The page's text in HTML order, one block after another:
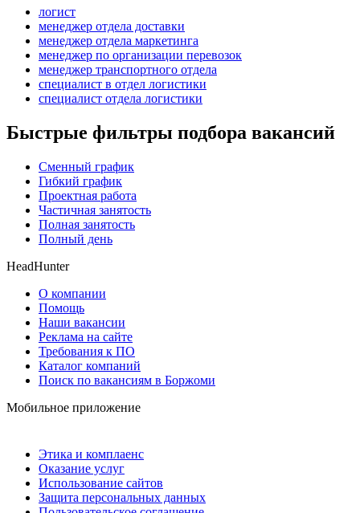
логист
менеджер отдела доставки
менеджер отдела маркетинга
менеджер по организации перевозок
менеджер транспортного отдела
специалист в отдел логистики
специалист отдела логистики
Быстрые фильтры подбора вакансий
Сменный график
Гибкий график
Проектная работа
Частичная занятость
Полная занятость
Полный день
HeadHunter
О компании
Помощь
Наши вакансии
Реклама на сайте
Требования к ПО
Каталог компаний
Поиск по вакансиям в Боржоми
Мобильное приложение
Этика и комплаенс
Оказание услуг
Использование сайтов
Защита персональных данных